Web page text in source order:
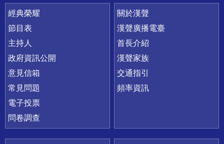
快速連結
經典榮耀
節目表
主持人
政府資訊公開
意見信箱
常見問題
電子投票
問卷調查
關於漢聲
漢聲廣播電臺
首長介紹
漢聲家族
交通指引
頻率資訊